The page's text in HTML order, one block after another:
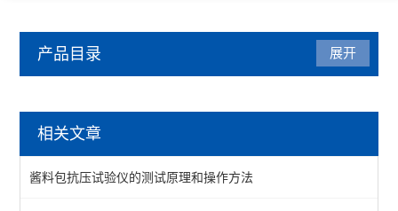
产品目录
油墨脱色试验机
空气含量测试仪
展开
相关文章
酱料包抗压试验仪的测试原理和操作方法